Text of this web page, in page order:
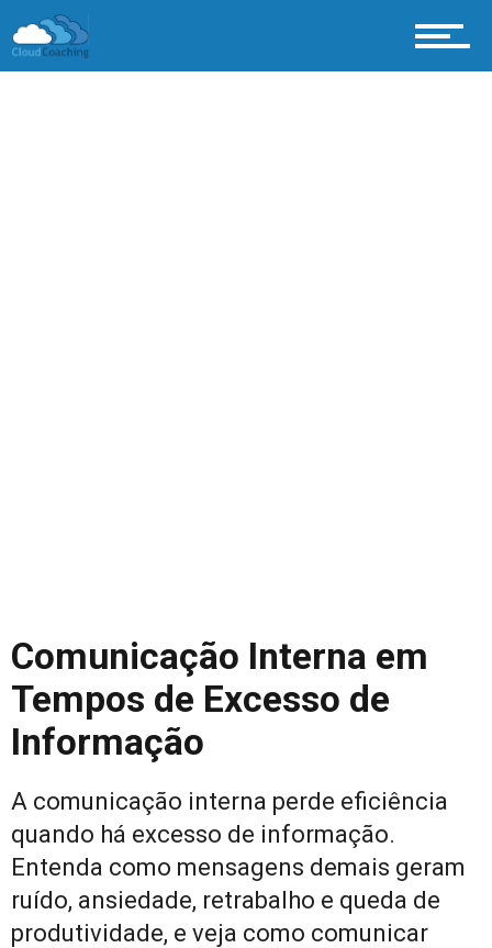
Comunicação Interna em
Tempos de Excesso de
Informação
A comunicação interna perde eficiência
quando há excesso de informação.
Entenda como mensagens demais geram
ruído, ansiedade, retrabalho e queda de
produtividade, e veja como comunicar